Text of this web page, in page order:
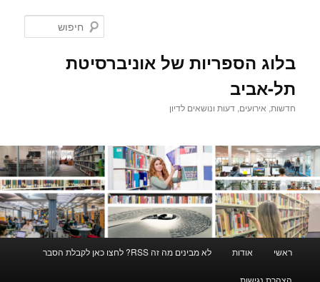
בלוג הספריות של אוניברסיטת
תל-אביב
חדשות, אירועים, דעות ונושאים לדיון
ראשי אודות לא מבינים מה זה RSS? לחצו כאן לקבלת הסבר
הצהרת נגישות